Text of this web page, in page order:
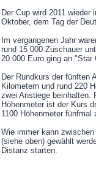
Der Cup wird 2011
Oktober, dem Tag der
Im vergangenen Jahr
rund 15 000 Zuschauer
20 000 Euro ging an "Star
Der Rundkurs der fünften
Kilometern und rund 220
zwei Anstiege beinhalten.
Höhenmeter ist der Kurs
1100 Höhenmeter fünfmal
Wie immer kann
(siehe oben) gewählt
Distanz starten.